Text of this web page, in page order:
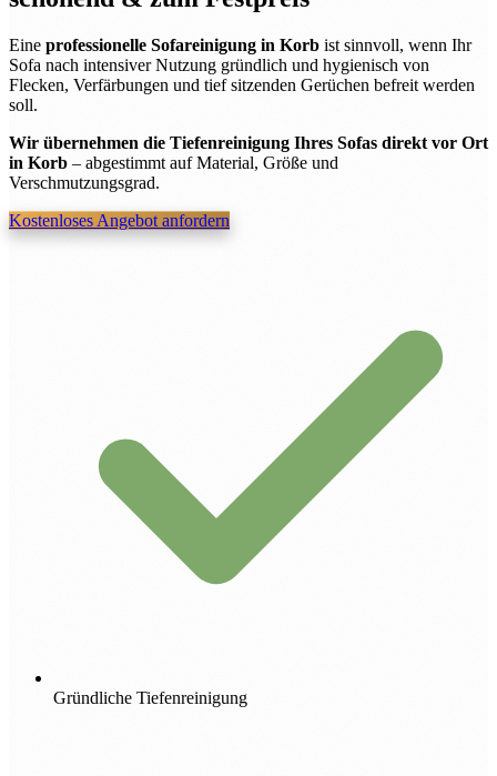
Eine professionelle Sofareinigung in Korb ist sinnvoll, wenn Ihr
Sofa nach intensiver Nutzung gründlich und hygienisch von
Flecken, Verfärbungen und tief sitzenden Gerüchen befreit werden
soll.
Wir übernehmen die Tiefenreinigung Ihres Sofas direkt vor Ort
in Korb– abgestimmt auf Material, Größe und
Verschmutzungsgrad.
Kostenloses Angebot anfordern
Gründliche Tiefenreinigung